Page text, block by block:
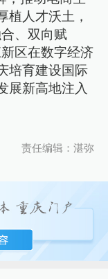
植人才沃土，
、双向赋
区在数字经济
培育建设国际
展新高地注入
责任编辑：湛弥